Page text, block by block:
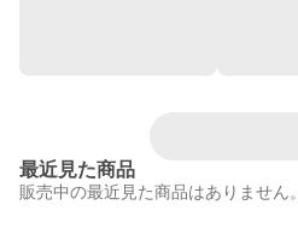
最近見た商品
販売中の最近見た商品はありません。